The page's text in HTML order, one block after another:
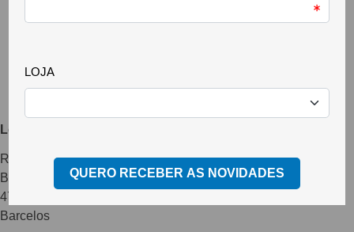
Localização
Rua Irmão Martinho Corral Alcalde nº 175
Barcelinhos
4755-054
Barcelos